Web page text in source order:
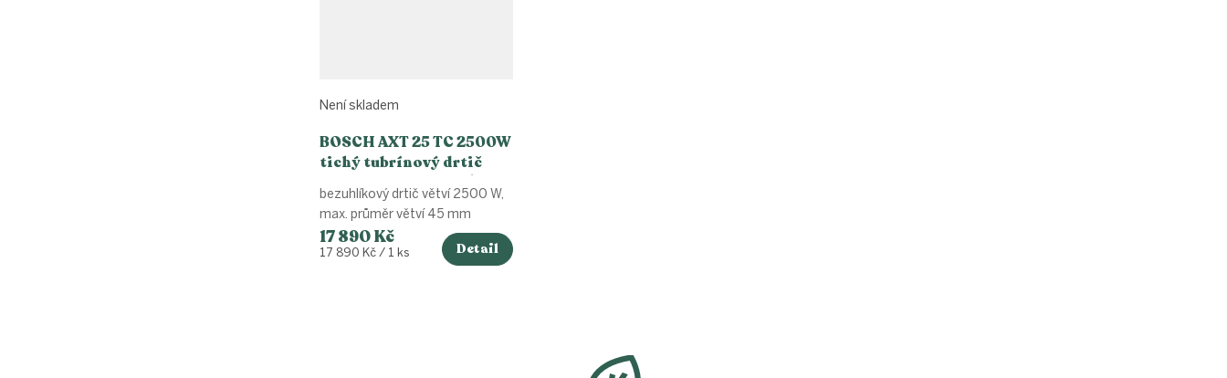
BOSCH AXT 25 TC 2500W
tichý tubrínový drtič
větví - bezuhlíkový /
Turbine-Cut
Není skladem
17 890 Kč
Měrná
17 890 Kč / 1 ks Detail
bezuhlíkový drtič větví 2500 W,
max. průměr větví 45 mm